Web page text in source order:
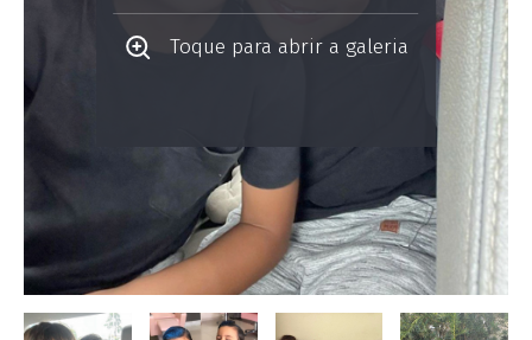
Toque para abrir a galeria